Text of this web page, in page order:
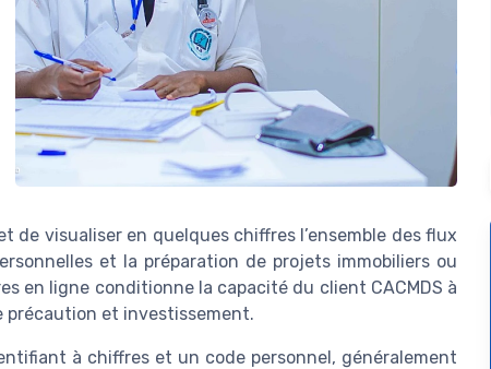
de visualiser en quelques chiffres l’ensemble des flux
et la préparation de projets immobiliers ou
en ligne conditionne la capacité du client CACMDS à
précaution et investissement.
à chiffres et un code personnel, généralement